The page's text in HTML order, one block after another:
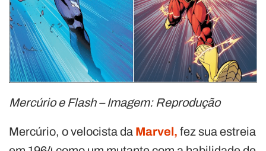
Mercúrio e Flash – Imagem: Reprodução
Mercúrio, o velocista da Marvel, fez sua estreia